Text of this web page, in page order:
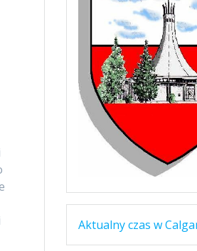
Aktualny czas w